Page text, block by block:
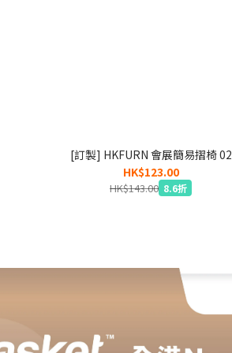
[訂製] HKFURN 會展簡易摺椅 02
HK$123.00
HK$143.00 8.6折